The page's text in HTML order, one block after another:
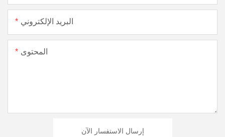
البريد الإلكتروني
المحتوى
إرسال الاستفسار الآن